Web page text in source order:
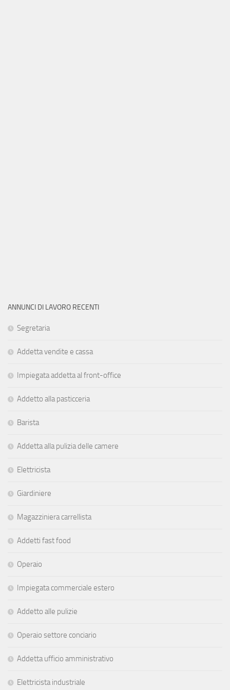
ANNUNCI DI LAVORO RECENTI
Segretaria
Addetta vendite e cassa
Impiegata addetta al front-office
Addetto alla pasticceria
Barista
Addetta alla pulizia delle camere
Elettricista
Giardiniere
Magazziniera carrellista
Addetti fast food
Operaio
Impiegata commerciale estero
Addetto alle pulizie
Operaio settore conciario
Addetta ufficio amministrativo
Elettricista industriale